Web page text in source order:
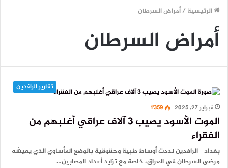
الرئيسية /أمراض السرطان
أمراض السرطان
تقارير الرافدين
فبراير 27, 2025
1٬359
الموت الأسود يصيب 3 آلاف عراقي أغلبهم من
الفقراء
بغداد – الرافدين نددت أوساط طبية وحقوقية بالوضع المأساوي الذي يعيشه
مرضى السرطان في العراق، خاصة مع تزايد أعداد المصابين…